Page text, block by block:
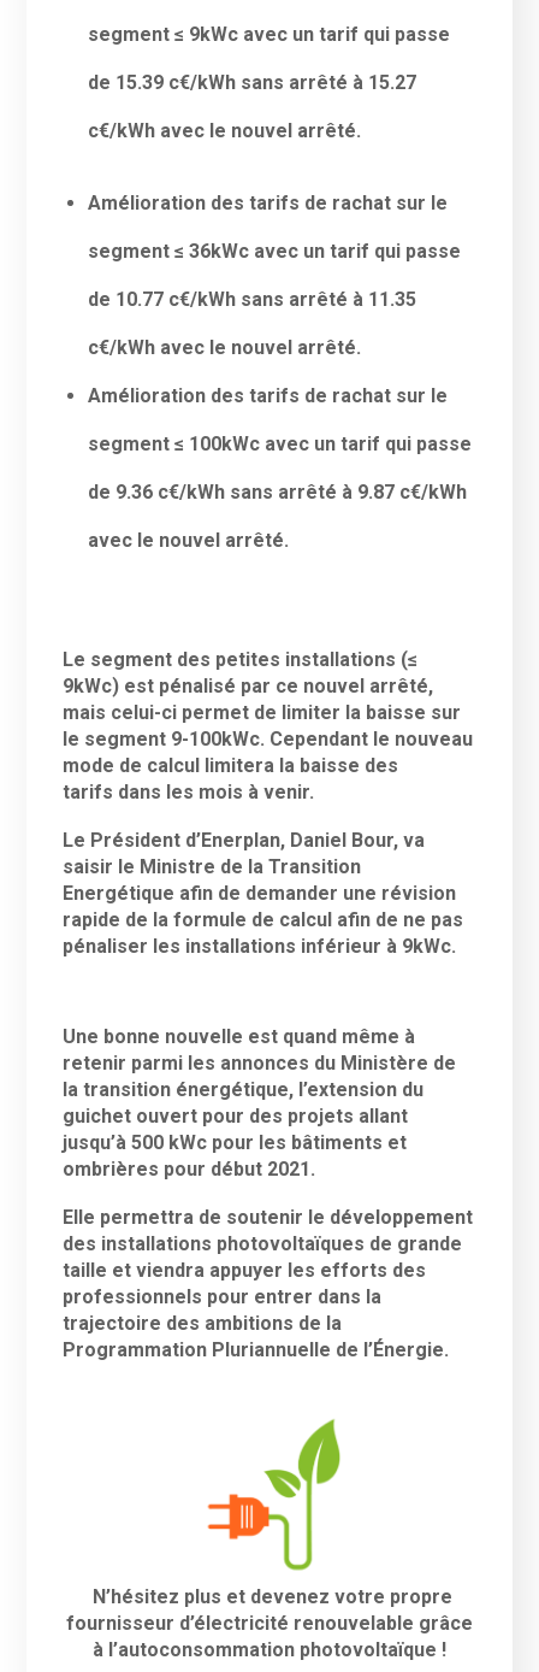
segment ≤ 9kWc avec un tarif qui passe
de 15.39 c€/kWh sans arrêté à 15.27
c€/kWh avec le nouvel arrêté.
Amélioration des tarifs de rachat sur le
segment ≤ 36kWc avec un tarif qui passe
de 10.77 c€/kWh sans arrêté à 11.35
c€/kWh avec le nouvel arrêté.
Amélioration des tarifs de rachat sur le
segment ≤ 100kWc avec un tarif qui passe
de 9.36 c€/kWh sans arrêté à 9.87 c€/kWh
avec le nouvel arrêté.
Le segment des petites installations (≤
9kWc) est pénalisé par ce nouvel arrêté,
mais celui-ci permet de limiter la baisse sur
le segment 9-100kWc. Cependant le nouveau
mode de calcul limitera la baisse des
tarifs dans les mois à venir.
Le Président d’Enerplan, Daniel Bour, va
saisir le Ministre de la Transition
Energétique afin de demander une révision
rapide de la formule de calcul afin de ne pas
pénaliser les installations inférieur à 9kWc.
Une bonne nouvelle est quand même à
retenir parmi les annonces du Ministère de
la transition énergétique, l’extension du
guichet ouvert pour des projets allant
jusqu’à 500 kWc pour les bâtiments et
ombrières pour début 2021.
Elle permettra de soutenir le développement
des installations photovoltaïques de grande
taille et viendra appuyer les efforts des
professionnels pour entrer dans la
trajectoire des ambitions de la
Programmation Pluriannuelle de l’Énergie.
N’hésitez plus et devenez votre propre
fournisseur d’électricité renouvelable grâce
à l’autoconsommation photovoltaïque !